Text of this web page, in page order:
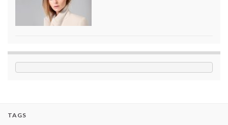
TAGS